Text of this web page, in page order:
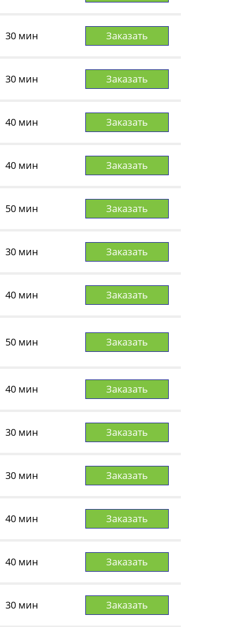
30 мин Заказать
30 мин Заказать
40 мин Заказать
40 мин Заказать
50 мин Заказать
30 мин Заказать
40 мин Заказать
50 мин Заказать
40 мин Заказать
30 мин Заказать
30 мин Заказать
40 мин Заказать
40 мин Заказать
30 мин Заказать